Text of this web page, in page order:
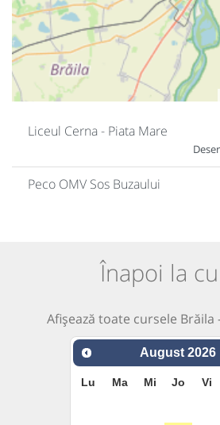
Liceul Cerna - Piata Mare
Peco OMV Sos Buzaului
Înapoi la
Afișează toate cursele Brăila
August 2026
Lu Ma Mi Jo Vi